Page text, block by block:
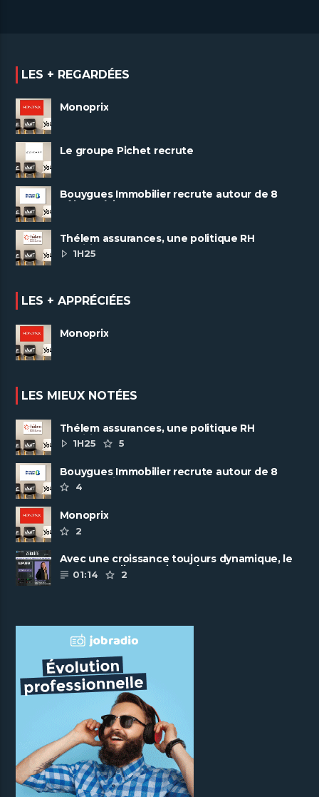
LES + REGARDÉES
Monoprix
Le groupe Pichet recrute
Bouygues Immobilier recrute autour de 8
pôles métiers
Thélem assurances, une politique RH
ambitieuse
1H25
LES + APPRÉCIÉES
Monoprix
LES MIEUX NOTÉES
Thélem assurances, une politique RH
ambitieuse
1H25 5
Bouygues Immobilier recrute autour de 8
pôles métiers
4
Monoprix
2
Avec une croissance toujours dynamique, le
groupe Scalian continue de ......
01:14 2